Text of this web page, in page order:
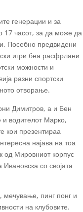
генерации и за
17 часот, за да може да
Посебно предвидени
игри беа расфрлани
можности и
разни спортски
отворање.
Димитров, а и Бен
и водителот Марко,
кои презентираа
најава на тоа
од Мировниот корпус
со својата
мечување, пинг понг и
на клубовите.